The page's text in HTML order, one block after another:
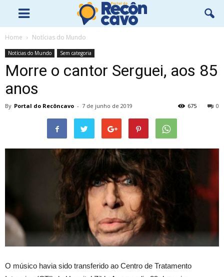
Home Notícias do Mundo
Notícias do Mundo Sem categoria
Morre o cantor Serguei, aos 85
anos
By Portal do Recôncavo - 7 de junho de 2019 0
675
O músico havia sido transferido ao Centro de Tratamento